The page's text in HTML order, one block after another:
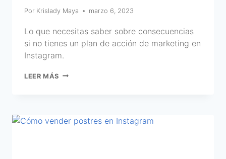
Por Krislady Maya marzo 6, 2023
Lo que necesitas saber sobre consecuencias
si no tienes un plan de acción de marketing en
Instagram.
LEER MÁS